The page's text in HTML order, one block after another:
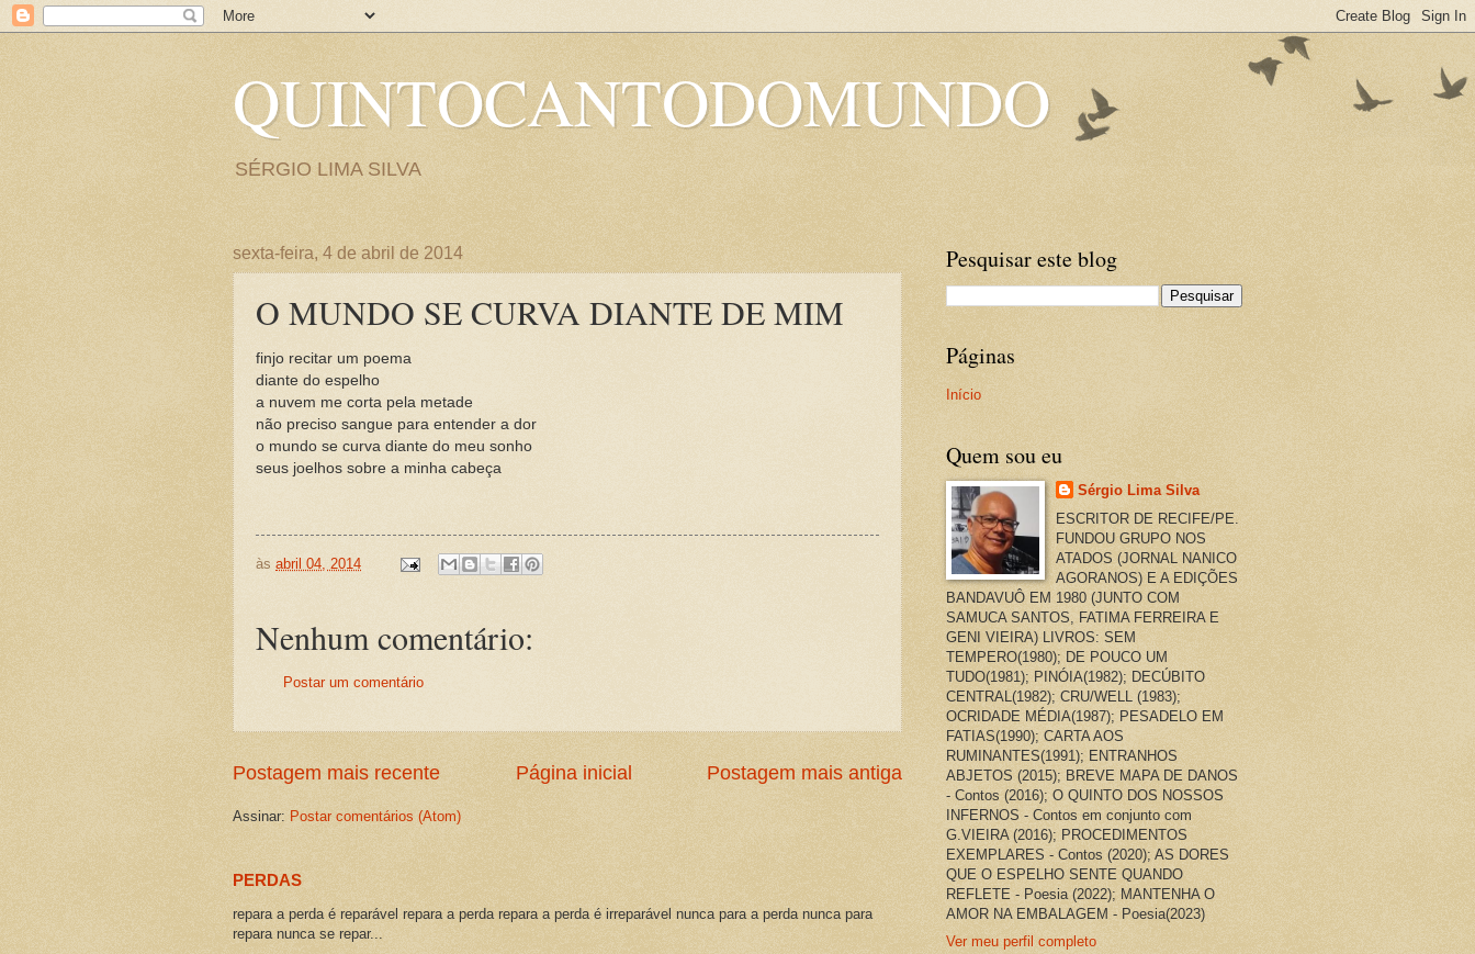
QUINTOCANTODOMUNDO
SÉRGIO LIMA SILVA
sexta-feira, 4 de abril de 2014
O MUNDO SE CURVA DIANTE DE MIM
finjo recitar um poema
diante do espelho
a nuvem me corta pela metade
não preciso sangue para entender a dor
o mundo se curva diante do meu sonho
seus joelhos sobre a minha cabeça
às abril 04, 2014
Nenhum comentário:
Postar um comentário
Postagem mais recente Postagem mais antiga
Página inicial
Assinar: Postar comentários (Atom)
PERDAS
repara a perda é reparável repara a perda repara a perda é irreparável nunca para a perda nunca para
repara nunca se repar...
Pesquisar este blog
Páginas
Início
Quem sou eu
Sérgio Lima Silva
ESCRITOR DE RECIFE/PE.
FUNDOU GRUPO NOS
ATADOS (JORNAL NANICO
AGORANOS) E A EDIÇÕES
BANDAVUÔ EM 1980 (JUNTO COM
SAMUCA SANTOS, FATIMA FERREIRA E
GENI VIEIRA) LIVROS: SEM
TEMPERO(1980); DE POUCO UM
TUDO(1981); PINÓIA(1982); DECÚBITO
CENTRAL(1982); CRU/WELL (1983);
OCRIDADE MÉDIA(1987); PESADELO EM
FATIAS(1990); CARTA AOS
RUMINANTES(1991); ENTRANHOS
ABJETOS (2015); BREVE MAPA DE DANOS
- Contos (2016); O QUINTO DOS NOSSOS
INFERNOS - Contos em conjunto com
G.VIEIRA (2016); PROCEDIMENTOS
EXEMPLARES - Contos (2020); AS DORES
QUE O ESPELHO SENTE QUANDO
REFLETE - Poesia (2022); MANTENHA O
AMOR NA EMBALAGEM - Poesia(2023)
Ver meu perfil completo